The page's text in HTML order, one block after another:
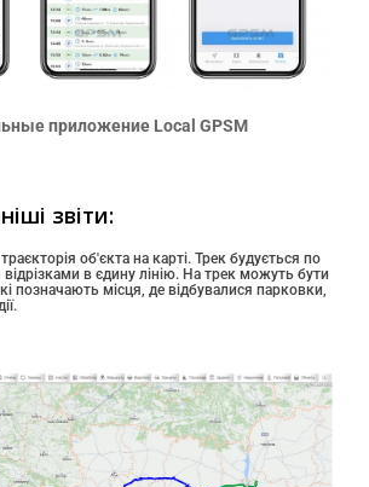
приложение Local GPSM
звіти:
об'єкта на карті. Трек будується по
відрізками в єдину лінію. На трек можуть бути
позначають місця, де відбувалися парковки,